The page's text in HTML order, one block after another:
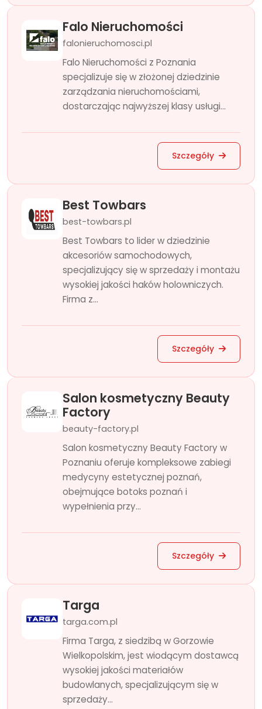
Falo Nieruchomości
falonieruchomosci.pl
Falo Nieruchomości z Poznania
specjalizuje się w złożonej dziedzinie
zarządzania nieruchomościami,
dostarczając najwyższej klasy usługi...
Szczegóły
Best Towbars
best-towbars.pl
Best Towbars to lider w dziedzinie
akcesoriów samochodowych,
specjalizujący się w sprzedaży i montażu
wysokiej jakości haków holowniczych.
Firma z...
Szczegóły
Salon kosmetyczny Beauty
Factory
beauty-factory.pl
Salon kosmetyczny Beauty Factory w
Poznaniu oferuje kompleksowe zabiegi
medycyny estetycznej poznań,
obejmujące botoks poznań i
wypełnienia przy...
Szczegóły
Targa
targa.com.pl
Firma Targa, z siedzibą w Gorzowie
Wielkopolskim, jest wiodącym dostawcą
wysokiej jakości materiałów
budowlanych, specjalizującym się w
sprzedaży...